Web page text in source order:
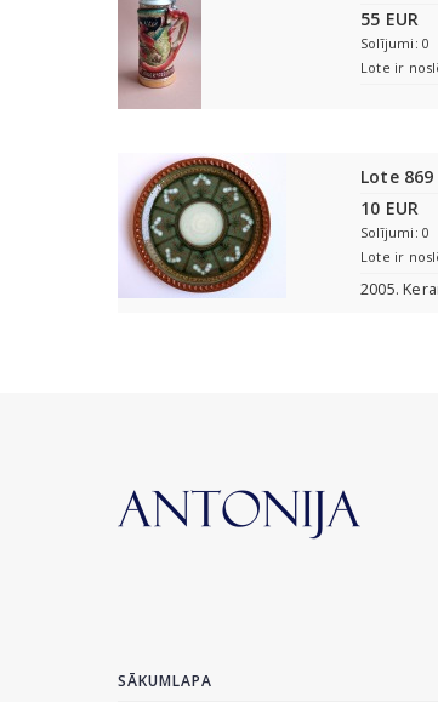
55 EUR
Solījumi: 0
Lote ir
Lote 869
10 EUR
Solījumi: 0
Lote ir
2005.
SĀKUMLAPA